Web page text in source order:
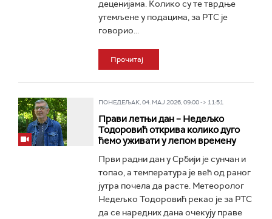
деценијама. Колико су те тврдње
утемљене у подацима, за РТС је
говорио...
Прочитај
ПОНЕДЕЉАК, 04. МАЈ 2026, 09:00 -> 11:51
Прави летњи дан – Недељко
Тодоровић открива колико дуго
ћемо уживати у лепом времену
Први радни дан у Србији је сунчан и
топао, а температура је већ од раног
јутра почела да расте. Метеоролог
Недељко Тодоровић рекао је за РТС
да се наредних дана очекују праве